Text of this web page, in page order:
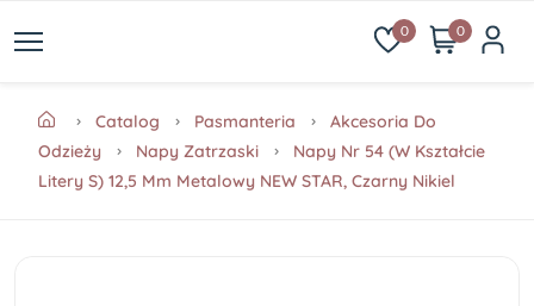
0 0
Catalog Pasmanteria
Akcesoria Do
Odzieży
Napy Zatrzaski
Napy Nr 54 (w Kształcie
Litery S) 12,5 Mm Metalowy NEW STAR, Czarny Nikiel